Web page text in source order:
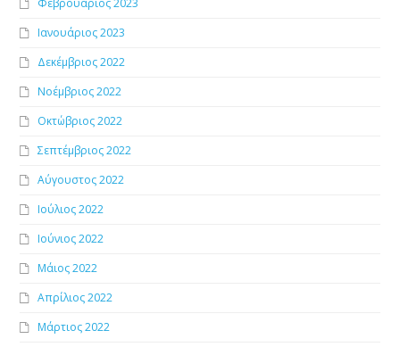
Ιανουάριος 2023
Δεκέμβριος 2022
Νοέμβριος 2022
Οκτώβριος 2022
Σεπτέμβριος 2022
Αύγουστος 2022
Ιούλιος 2022
Ιούνιος 2022
Μάιος 2022
Απρίλιος 2022
Μάρτιος 2022